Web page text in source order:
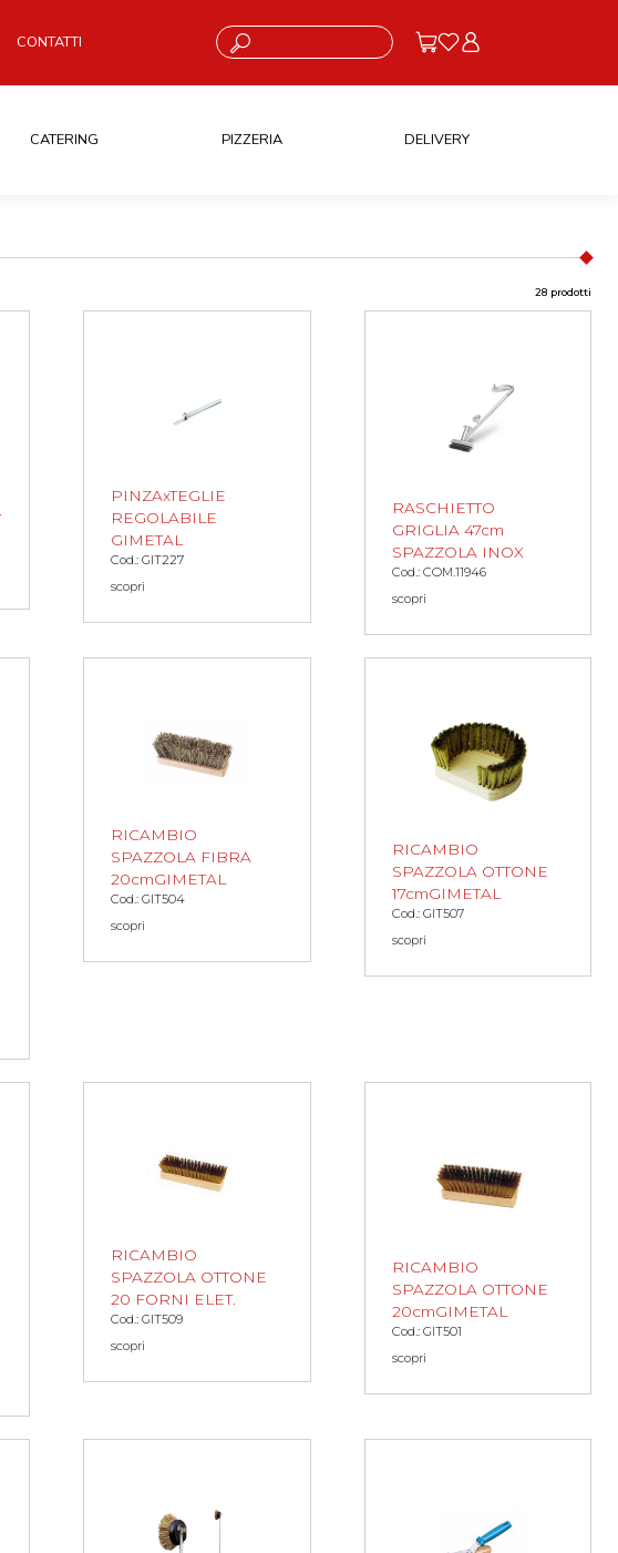
CONTATTI Cosa stai cercando?
CATERING PIZZERIA DELIVERY
28 prodotti
PINZAxTEGLIE
REGOLABILE
GIMETAL
Cod.: GIT227
scopri
RASCHIETTO
GRIGLIA 47cm
SPAZZOLA INOX
Cod.: COM.11946
scopri
RICAMBIO
SPAZZOLA FIBRA
20cmGIMETAL
Cod.: GIT504
scopri
RICAMBIO
SPAZZOLA OTTONE
17cmGIMETAL
Cod.: GIT507
scopri
RICAMBIO
SPAZZOLA OTTONE
20 FORNI ELET.
Cod.: GIT509
scopri
RICAMBIO
SPAZZOLA OTTONE
20cmGIMETAL
Cod.: GIT501
scopri